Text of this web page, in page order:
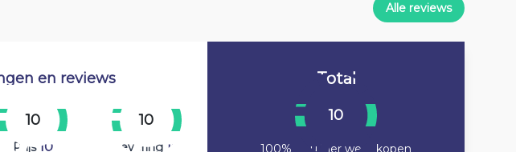
Alle reviews
en reviews
10
Prijs 10
10
Levering 10
Total
10
100% Zou hier weer kopen